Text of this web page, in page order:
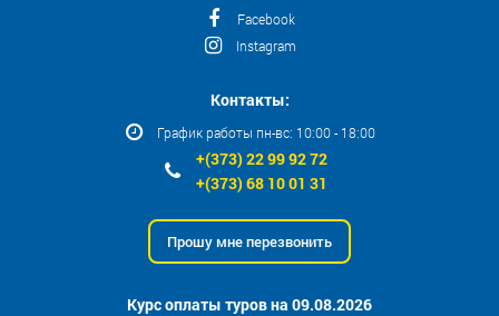
Facebook
Instagram
Контакты:
График работы пн-вс: 10:00 - 18:00
+(373) 22 99 92 72
+(373) 68 10 01 31
Прошу мне перезвонить
Курс оплаты туров на 09.08.2026